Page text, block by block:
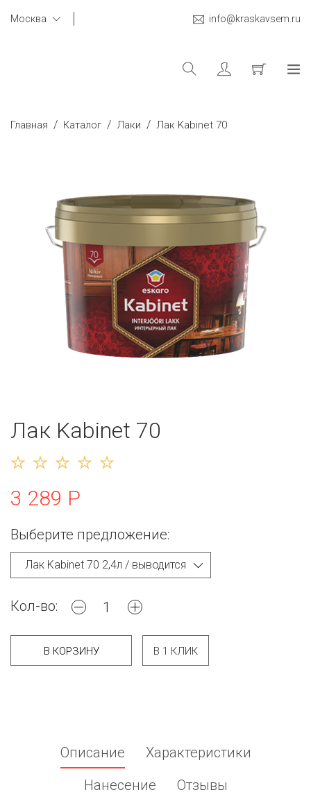
Москва info@kraskavsem.ru
Главная / Каталог / Лаки / Лак Kabinet 70
Лак Kabinet 70
3 289 Р
Выберите предложение:
Кол-во:
В КОРЗИНУ В 1 КЛИК
Описание
Характеристики
Нанесение
Отзывы